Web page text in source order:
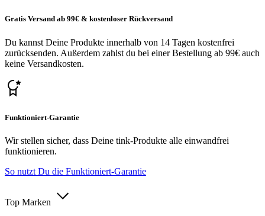
Gratis Versand ab 99€ & kostenloser Rückversand
Du kannst Deine Produkte innerhalb von 14 Tagen kostenfrei
zurücksenden. Außerdem zahlst du bei einer Bestellung ab 99€ auch
keine Versandkosten.
Funktioniert-Garantie
Wir stellen sicher, dass Deine tink-Produkte alle einwandfrei
funktionieren.
So nutzt Du die Funktioniert-Garantie
Top Marken